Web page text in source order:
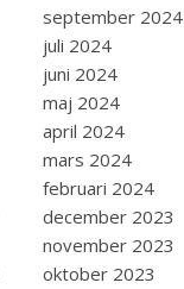
september 2024
juli 2024
juni 2024
maj 2024
april 2024
mars 2024
februari 2024
december 2023
november 2023
oktober 2023